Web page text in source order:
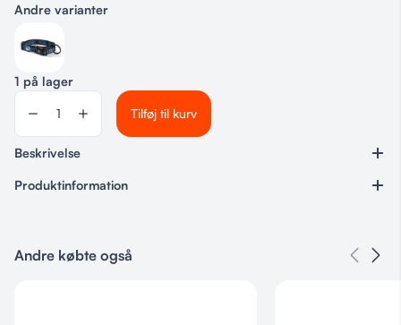
Andre varianter
1 på lager
Tilføj til kurv
Beskrivelse
Produktinformation
Kategorier
Andre købte også